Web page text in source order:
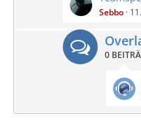
Sebbo
0